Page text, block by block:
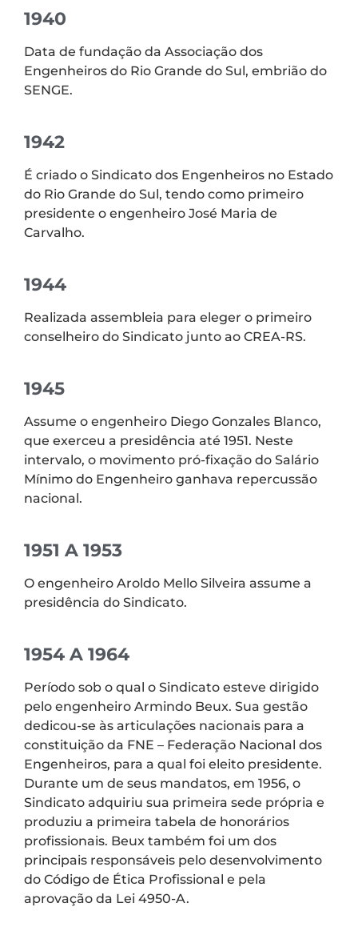
1940
Data de fundação da Associação dos
Engenheiros do Rio Grande do Sul, embrião do
SENGE.
1942
É criado o Sindicato dos Engenheiros no Estado
do Rio Grande do Sul, tendo como primeiro
presidente o engenheiro José Maria de
Carvalho.
1944
Realizada assembleia para eleger o primeiro
conselheiro do Sindicato junto ao CREA-RS.
1945
Assume o engenheiro Diego Gonzales Blanco,
que exerceu a presidência até 1951. Neste
intervalo, o movimento pró-fixação do Salário
Mínimo do Engenheiro ganhava repercussão
nacional.
1951 A 1953
O engenheiro Aroldo Mello Silveira assume a
presidência do Sindicato.
1954 A 1964
Período sob o qual o Sindicato esteve dirigido
pelo engenheiro Armindo Beux. Sua gestão
dedicou-se às articulações nacionais para a
constituição da FNE – Federação Nacional dos
Engenheiros, para a qual foi eleito presidente.
Durante um de seus mandatos, em 1956, o
Sindicato adquiriu sua primeira sede própria e
produziu a primeira tabela de honorários
profissionais. Beux também foi um dos
principais responsáveis pelo desenvolvimento
do Código de Ética Profissional e pela
aprovação da Lei 4950-A.